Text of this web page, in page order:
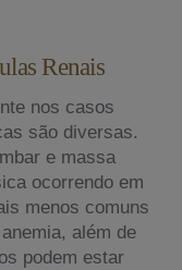
Renais
nos casos
são diversas.
e massa
ocorrendo em
menos comuns
além de
podem estar